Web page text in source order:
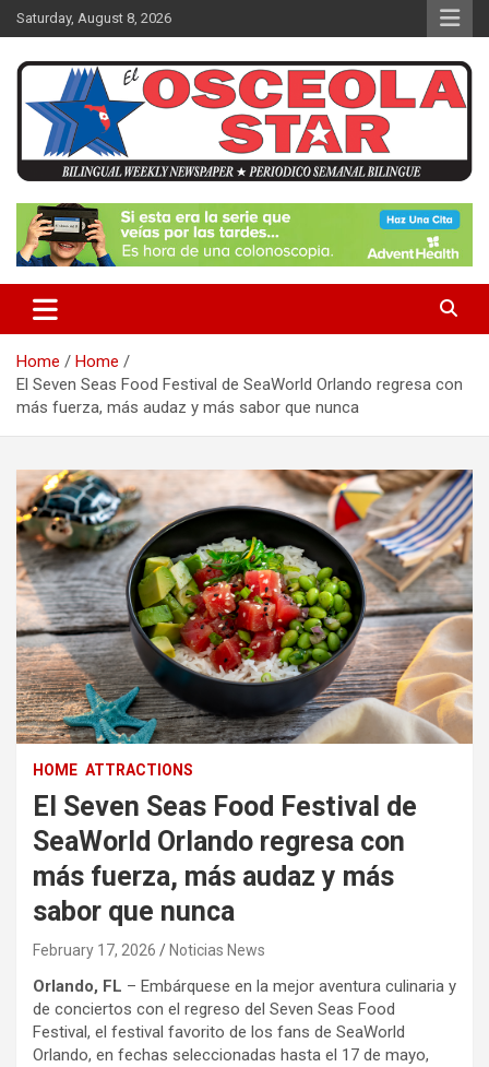
k
t
Saturday, August 8, 2026
El Osceola Star
Home
Home
El Seven Seas Food Festival de SeaWorld Orlando regresa con
más fuerza, más audaz y más sabor que nunca
HOME ATTRACTIONS
El Seven Seas Food Festival de
SeaWorld Orlando regresa con
más fuerza, más audaz y más
sabor que nunca
February 17, 2026 Noticias News
Orlando, FL – Embárquese en la mejor aventura culinaria y
de conciertos con el regreso del Seven Seas Food
Festival, el festival favorito de los fans de SeaWorld
Orlando, en fechas seleccionadas hasta el 17 de mayo,